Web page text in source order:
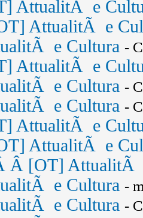
AttualitÃ e
AttualitÃ e
e Cultura -
AttualitÃ e
e Cultura -
e Cultura -
AttualitÃ e
AttualitÃ e
Â [OT] AttualitÃ
e Cultura -
e Cultura -